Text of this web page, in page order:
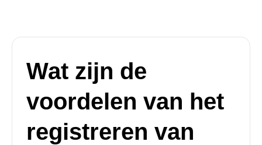
Wat zijn de
voordelen van het
registreren van